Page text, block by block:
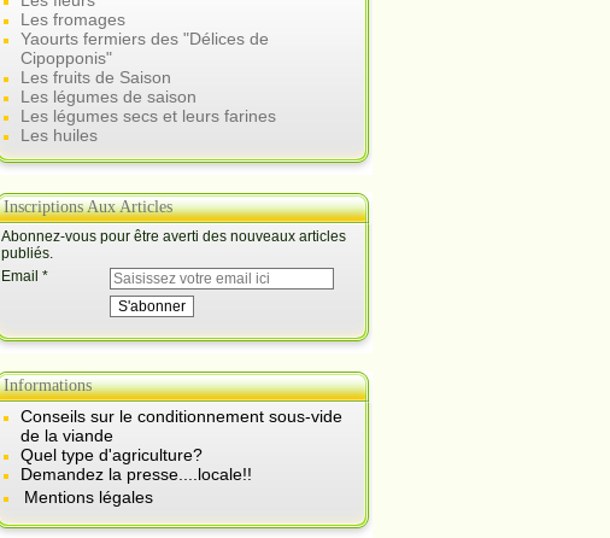
Les fromages
Yaourts fermiers des "Délices de
Cipopponis"
Les fruits de Saison
Les légumes de saison
Les légumes secs et leurs farines
Les huiles
Inscriptions Aux Articles
Abonnez-vous pour être averti des nouveaux articles
publiés.
Email
Informations
Conseils sur le conditionnement sous-vide
de la viande
Quel type d'agriculture?
Demandez la presse....locale!!
Mentions légales